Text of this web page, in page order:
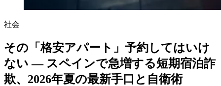
社会
その「格安アパート」予約してはいけ
ない ― スペインで急増する短期宿泊詐
欺、2026年夏の最新手口と自衛術